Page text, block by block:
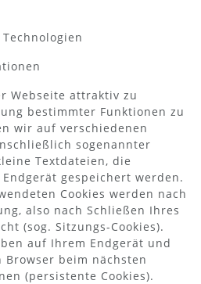
Webseite attraktiv zu
bestimmter Funktionen zu
wir auf verschiedenen
sogenannter
Textdateien, die
gespeichert werden.
Cookies werden nach
also nach Schließen Ihres
(sog. Sitzungs-Cookies).
auf Ihrem Endgerät und
beim nächsten
(persistente Cookies).